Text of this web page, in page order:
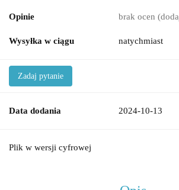
Opinie brak ocen
Wysyłka w ciągu natychmiast
Zadaj pytanie
Data dodania 2024-10-13
Plik w wersji cyfrowej